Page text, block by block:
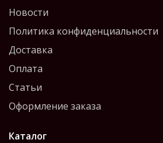
Новости
Политика конфиденциальности
Доставка
Оплата
Статьи
Оформление заказа
Каталог